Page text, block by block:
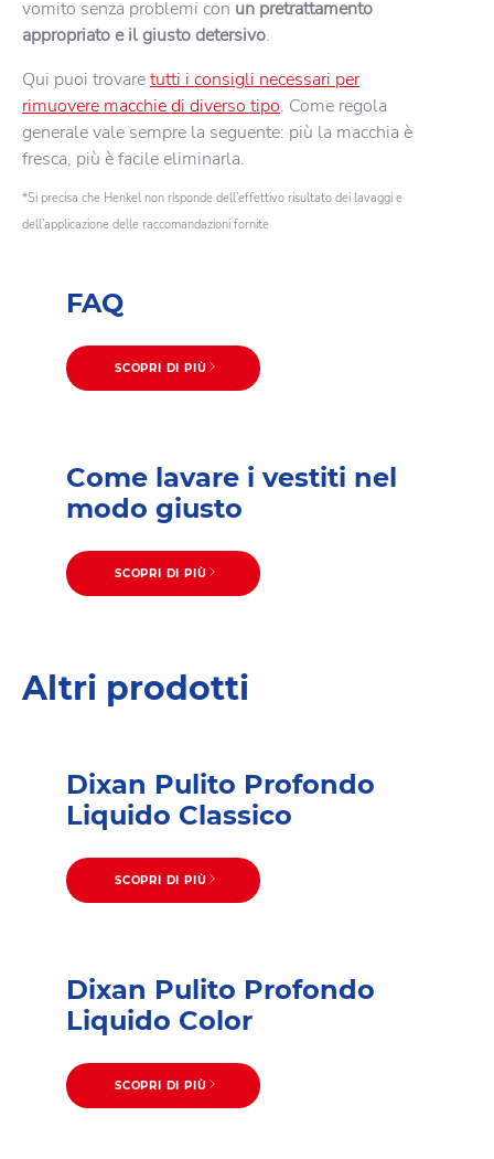
vomito senza problemi con un pretrattamento
appropriato e il giusto detersivo.
Qui puoi trovaretutti i consigli necessari per
rimuovere macchie di diverso tipo. Come regola
generale vale sempre la seguente: più la macchia è
fresca, più è facile eliminarla.
*Si precisa che Henkel non risponde dell’effettivo risultato dei lavaggi e
dell’applicazione delle raccomandazioni fornite
FAQ
SCOPRI DI PIÙ
Come lavare i vestiti nel
modo giusto
SCOPRI DI PIÙ
Altri prodotti
Dixan Pulito Profondo
Liquido Classico
SCOPRI DI PIÙ
Dixan Pulito Profondo
Liquido Color
SCOPRI DI PIÙ